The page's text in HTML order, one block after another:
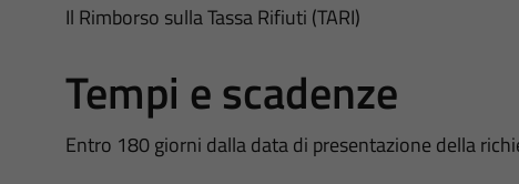
Il Rimborso sulla Tassa Rifiuti (TARI)
Tempi e scadenze
Entro 180 giorni dalla data di presentazione della